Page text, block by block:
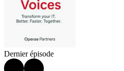
Dernier épisode